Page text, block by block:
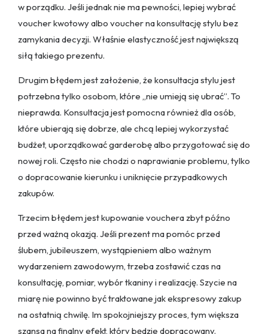
w porządku. Jeśli jednak nie ma pewności, lepiej wybrać
voucher kwotowy albo voucher na konsultację stylu bez
zamykania decyzji. Właśnie elastyczność jest największą
siłą takiego prezentu.
Drugim błędem jest założenie, że konsultacja stylu jest
potrzebna tylko osobom, które „nie umieją się ubrać”. To
nieprawda. Konsultacja jest pomocna również dla osób,
które ubierają się dobrze, ale chcą lepiej wykorzystać
budżet, uporządkować garderobę albo przygotować się do
nowej roli. Często nie chodzi o naprawianie problemu, tylko
o dopracowanie kierunku i uniknięcie przypadkowych
zakupów.
Trzecim błędem jest kupowanie vouchera zbyt późno
przed ważną okazją. Jeśli prezent ma pomóc przed
ślubem, jubileuszem, wystąpieniem albo ważnym
wydarzeniem zawodowym, trzeba zostawić czas na
konsultację, pomiar, wybór tkaniny i realizację. Szycie na
miarę nie powinno być traktowane jak ekspresowy zakup
na ostatnią chwilę. Im spokojniejszy proces, tym większa
szansa na finalny efekt, który będzie dopracowany.